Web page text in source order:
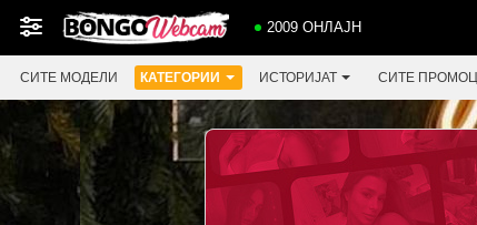
2009 ОНЛАЈН
СИТЕ МОДЕЛИ КАТЕГОРИИ ИСТОРИЈАТ СИТЕ